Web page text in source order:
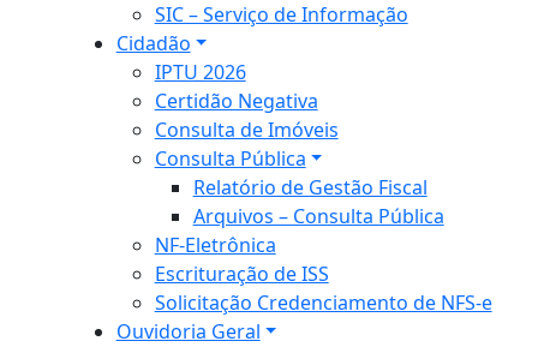
SIC – Serviço de Informação
Cidadão
IPTU 2026
Certidão Negativa
Consulta de Imóveis
Consulta Pública
Relatório de Gestão Fiscal
Arquivos – Consulta Pública
NF-Eletrônica
Escrituração de ISS
Solicitação Credenciamento de NFS-e
Ouvidoria Geral